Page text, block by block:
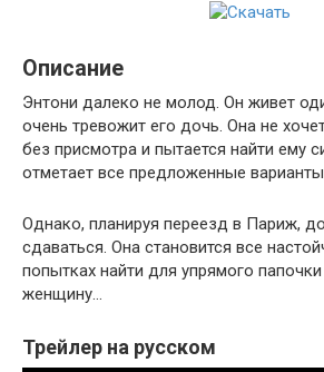
Описание
Энтони далеко не молод. Он живет
очень тревожит его дочь. Она не
без присмотра и пытается найти ему
отметает все предложенные
Однако, планируя переезд в Париж,
сдаваться. Она становится все
попытках найти для упрямого
женщину…
Трейлер на русском